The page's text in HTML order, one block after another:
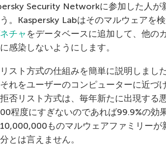
Security Networkに参加した人が
。Kaspersky Labはそのマルウェアを
チャ をデータベースに追加して、他の
感染しないようにします。
スト方式の仕組みを簡単に説明しまし
れをユーザーのコンピューターに近づ
否リスト方式は、毎年新たに出現する
程度にすぎないのであれば99.9%の効
ものマルウェアファミリー
とは言えません。